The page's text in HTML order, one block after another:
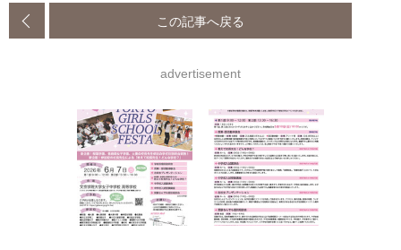
この記事へ戻る
advertisement